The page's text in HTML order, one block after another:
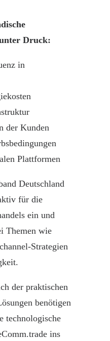
Druck:
in
der Kunden
Plattformen
Deutschland
für die
ein und
Themen wie
Strategien
der praktischen
benötigen
technologische
ins